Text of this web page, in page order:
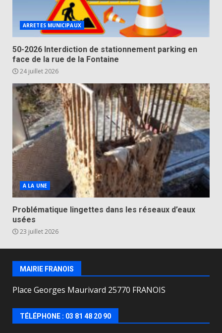
ARRETES MUNICIPAUX
50-2026 Interdiction de stationnement parking en
face de la rue de la Fontaine
24 juillet 2026
A LA UNE
Problématique lingettes dans les réseaux d’eaux
usées
23 juillet 2026
MAIRIE FRANOIS
Place Georges Maurivard 25770 FRANOIS
TÉLÉPHONE : 03 81 48 20 90